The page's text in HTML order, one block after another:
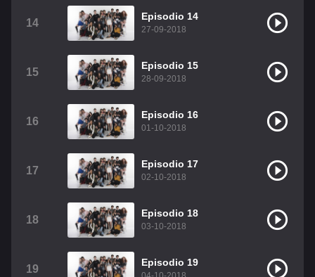
14
Episodio 14
27-09-2018
15
Episodio 15
28-09-2018
16
Episodio 16
01-10-2018
17
Episodio 17
02-10-2018
18
Episodio 18
03-10-2018
19
Episodio 19